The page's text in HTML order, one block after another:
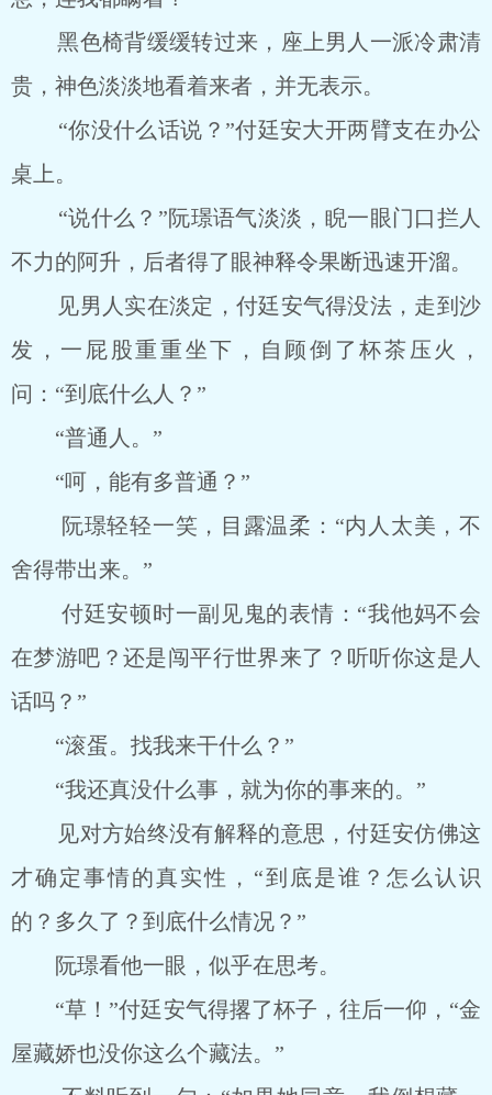
黑色椅背缓缓转过来，座上男人一派冷肃清
贵，神色淡淡地看着来者，并无表示。
“你没什么话说？”付廷安大开两臂支在办公
桌上。
“说什么？”阮璟语气淡淡，睨一眼门口拦人
不力的阿升，后者得了眼神释令果断迅速开溜。
见男人实在淡定，付廷安气得没法，走到沙
发，一屁股重重坐下，自顾倒了杯茶压火，
问：“到底什么人？”
“普通人。”
“呵，能有多普通？”
阮璟轻轻一笑，目露温柔：“内人太美，不
舍得带出来。”
付廷安顿时一副见鬼的表情：“我他妈不会
在梦游吧？还是闯平行世界来了？听听你这是人
话吗？”
“滚蛋。找我来干什么？”
“我还真没什么事，就为你的事来的。”
见对方始终没有解释的意思，付廷安仿佛这
才确定事情的真实性，“到底是谁？怎么认识
的？多久了？到底什么情况？”
阮璟看他一眼，似乎在思考。
“草！”付廷安气得撂了杯子，往后一仰，“金
屋藏娇也没你这么个藏法。”